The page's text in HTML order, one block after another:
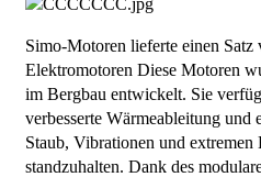
Simo-Motoren lieferte einen
Elektromotoren Diese Motoren
im Bergbau entwickelt. Sie
verbesserte Wärmeableitung und
Staub, Vibrationen und extremen
standzuhalten. Dank des